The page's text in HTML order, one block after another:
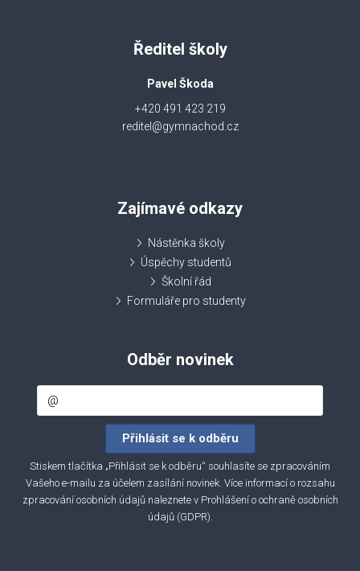
Ředitel školy
Pavel Škoda
+420 491 423 219
reditel@gymnachod.cz
Zajímavé odkazy
Nástěnka školy
Úspěchy studentů
Školní řád
Formuláře pro studenty
Odběr novinek
Stiskem tlačítka „Přihlásit se k odběru“ souhlasíte se zpracováním
Vašeho e-mailu za účelem zasílání novinek. Více informací o rozsahu
zpracování osobních údajů naleznete v Prohlášení o ochraně osobních
údajů (GDPR).